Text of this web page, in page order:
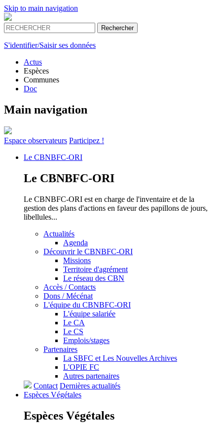
Skip to main navigation
S'identifier/Saisir ses données
Actus
Espèces
Communes
Doc
Main navigation
Espace observateurs Participez !
Le CBNBFC-ORI
Le CBNBFC-ORI
Le CBNBFC-ORI est en charge de l'inventaire et de la
gestion des plans d'actions en faveur des papillons de jours,
libellules...
Actualités
Agenda
Découvrir le CBNBFC-ORI
Missions
Territoire d'agrément
Le réseau des CBN
Accès / Contacts
Dons / Mécénat
L'équipe du CBNBFC-ORI
L'équipe salariée
Le CA
Le CS
Emplois/stages
Partenaires
La SBFC et Les Nouvelles Archives
L'OPIE FC
Autres partenaires
Contact Dernières actualités
Espèces Végétales
Espèces Végétales